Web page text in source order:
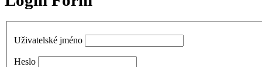
Uživatelské jméno
Heslo